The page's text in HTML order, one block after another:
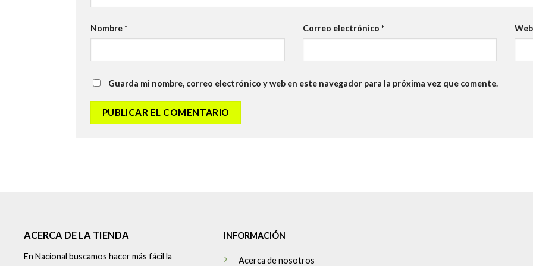
Nombre* Correo electrónico * Web
Guarda mi nombre, correo electrónico y web en este navegador para la próxima vez que comente.
ACERCA DE LA TIENDA
En Nacional buscamos hacer más fácil la
INFORMACIÓN
Acerca de nosotros